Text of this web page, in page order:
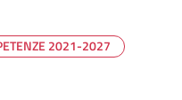
2021-2027